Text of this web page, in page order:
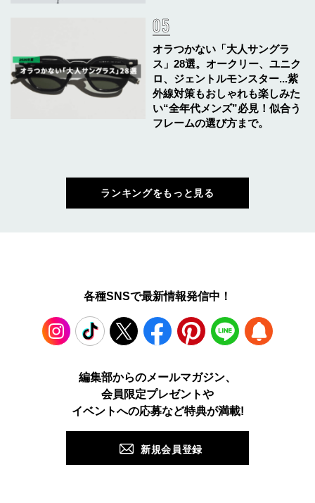
オラつかない「大人サングラ
ス」28選。オークリー、ユニク
ロ、ジェントルモンスター...紫
外線対策もおしゃれも楽しみた
い“全年代メンズ”必見！似合う
フレームの選び方まで。
ランキングをもっと見る
各種SNSで最新情報発信中！
TikTok Facebook Pinterest LINE
編集部からのメールマガジン、
会員限定プレゼントや
イベントへの応募など特典が満載!
新規会員登録